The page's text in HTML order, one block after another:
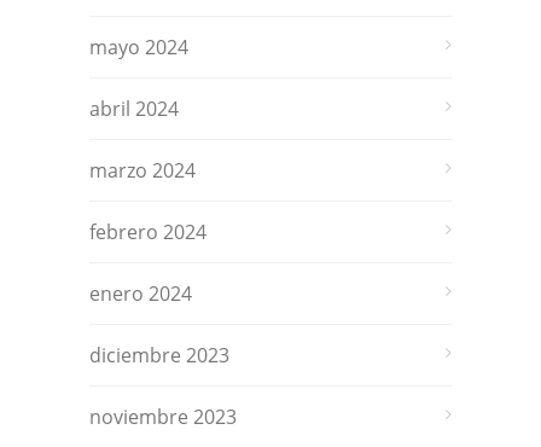
mayo 2024
abril 2024
marzo 2024
febrero 2024
enero 2024
diciembre 2023
noviembre 2023